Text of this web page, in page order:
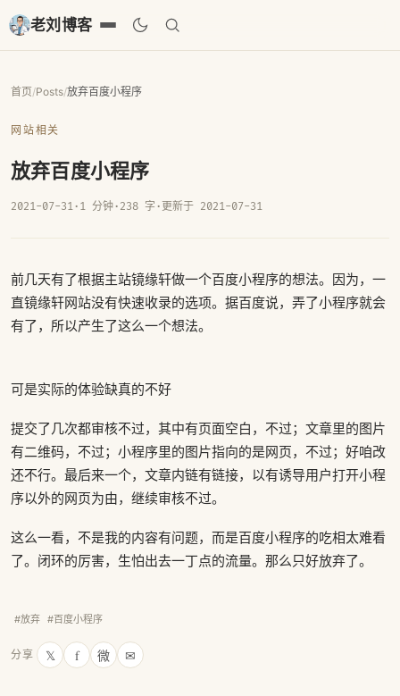
老刘博客
首页/Posts/放弃百度小程序
网站相关
放弃百度小程序
2021-07-31· 1 分钟· 238 字 · 更新于 2021-07-31
前几天有了根据主站镜缘轩做一个百度小程序的想法。因为，一
直镜缘轩网站没有快速收录的选项。据百度说，弄了小程序就会
有了，所以产生了这么一个想法。
可是实际的体验缺真的不好
提交了几次都审核不过，其中有页面空白，不过；文章里的图片
有二维码，不过；小程序里的图片指向的是网页，不过；好咱改
还不行。最后来一个，文章内链有链接，以有诱导用户打开小程
序以外的网页为由，继续审核不过。
这么一看，不是我的内容有问题，而是百度小程序的吃相太难看
了。闭环的厉害，生怕出去一丁点的流量。那么只好放弃了。
#放弃 #百度小程序
分享 𝕏 f 微 ✉